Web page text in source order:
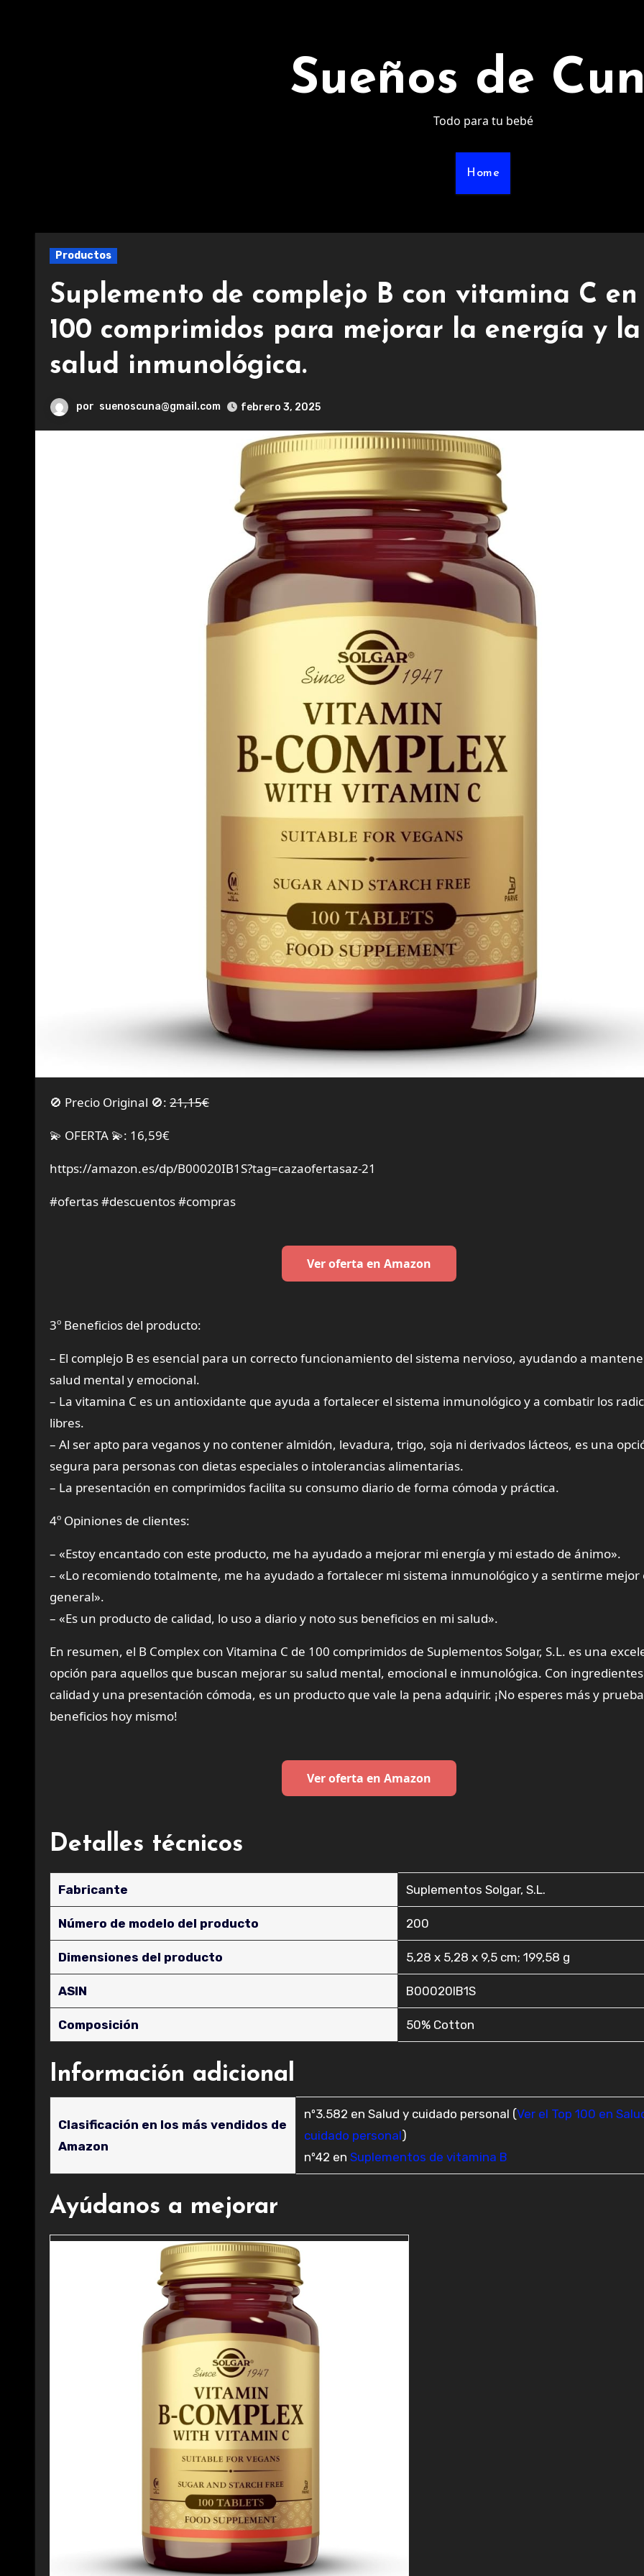
Sueños de
Todo para tu bebé
Home
Productos
Suplemento de complejo B con vitamina C en
100 comprimidos para mejorar la energía y la
salud inmunológica.
por suenoscuna@gmail.com febrero 3, 2025
🚫 Precio Original 🚫: 21,15€
💫 OFERTA 💫: 16,59€
https://amazon.es/dp/B00020IB1S?tag=cazaofertasaz-21
#ofertas #descuentos #compras
Ver oferta en Amazon
3º Beneficios del producto:
– El complejo B es esencial para un correcto funcionamiento del sistema nervioso, ayudando a
salud mental y emocional.
– La vitamina C es un antioxidante que ayuda a fortalecer el sistema inmunológico y a combatir los
libres.
– Al ser apto para veganos y no contener almidón, levadura, trigo, soja ni derivados lácteos, es una
segura para personas con dietas especiales o intolerancias alimentarias.
– La presentación en comprimidos facilita su consumo diario de forma cómoda y práctica.
4º Opiniones de clientes:
– «Estoy encantado con este producto, me ha ayudado a mejorar mi energía y mi estado de ánimo».
– «Lo recomiendo totalmente, me ha ayudado a fortalecer mi sistema inmunológico y a sentirme mejor
general».
– «Es un producto de calidad, lo uso a diario y noto sus beneficios en mi salud».
En resumen, el B Complex con Vitamina C de 100 comprimidos de Suplementos Solgar, S.L. es una
opción para aquellos que buscan mejorar su salud mental, emocional e inmunológica. Con
calidad y una presentación cómoda, es un producto que vale la pena adquirir. ¡No esperes más y
beneficios hoy mismo!
Ver oferta en Amazon
Detalles técnicos
Fabricante ‎Suplementos Solgar, S.L.
Número de modelo del producto ‎200
Dimensiones del producto ‎5,28 x 5,28 x 9,5 cm; 199,58 g
ASIN ‎B00020IB1S
Composición ‎50% Cotton
Información adicional
Clasificación en los más vendidos de
Amazon
nº3.582 en Salud y cuidado personal (Ver el Top 100 en
cuidado personal)
nº42 enSuplementos de vitamina B
Ayúdanos a mejorar